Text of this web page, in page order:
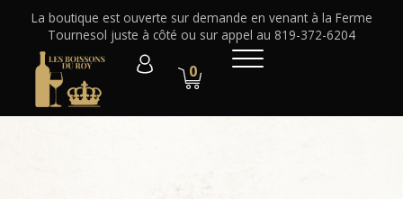
La boutique est ouverte sur demande en venant à la Ferme
Tournesol juste à côté ou sur appel au 819-372-6204
0